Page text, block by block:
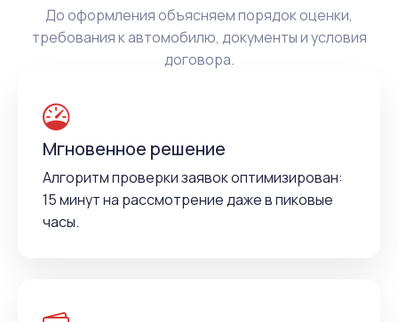
До оформления объясняем порядок оценки,
требования к автомобилю, документы и условия
договора.
Мгновенное решение
Алгоритм проверки заявок оптимизирован:
15 минут на рассмотрение даже в пиковые
часы.